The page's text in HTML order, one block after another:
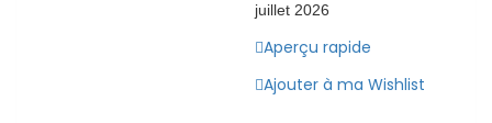
juillet 2026
Aperçu rapide
Ajouter à ma Wishlist